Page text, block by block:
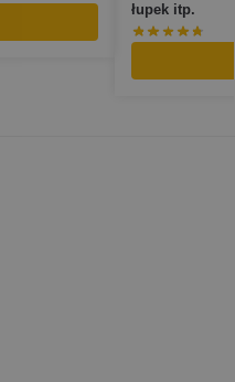
łupek itp.